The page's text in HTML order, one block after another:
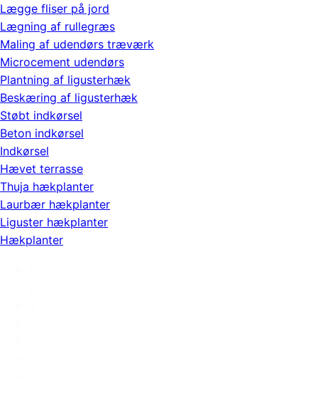
Lægge fliser på jord
Lægning af rullegræs
Maling af udendørs træværk
Microcement udendørs
Plantning af ligusterhæk
Beskæring af ligusterhæk
Støbt indkørsel
Beton indkørsel
Indkørsel
Hævet terrasse
Thuja hækplanter
Laurbær hækplanter
Liguster hækplanter
Hækplanter